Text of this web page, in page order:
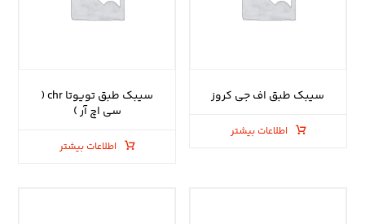
سیبک طبق اف جی کروز
اطلاعات بیشتر
سیبک طبق تویوتا chr (
سی اچ آر )
اطلاعات بیشتر